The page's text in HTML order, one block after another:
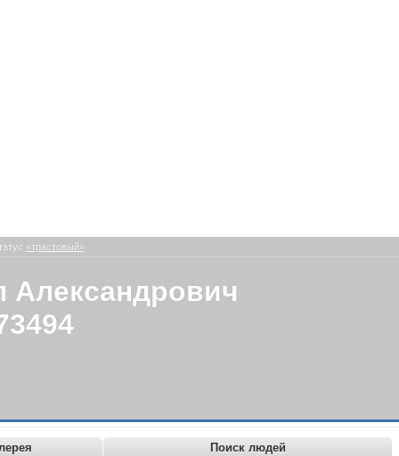
«трастовый»
Александрович
Поиск людей